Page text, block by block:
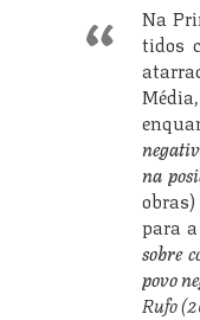
Na
tidos
na
para
sobre
povo
Rufo